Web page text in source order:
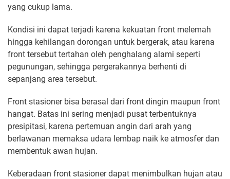
yang cukup lama.
Kondisi ini dapat terjadi karena kekuatan front melemah
hingga kehilangan dorongan untuk bergerak, atau karena
front tersebut tertahan oleh penghalang alami seperti
pegunungan, sehingga pergerakannya berhenti di
sepanjang area tersebut.
Front stasioner bisa berasal dari front dingin maupun front
hangat. Batas ini sering menjadi pusat terbentuknya
presipitasi, karena pertemuan angin dari arah yang
berlawanan memaksa udara lembap naik ke atmosfer dan
membentuk awan hujan.
Keberadaan front stasioner dapat menimbulkan hujan atau